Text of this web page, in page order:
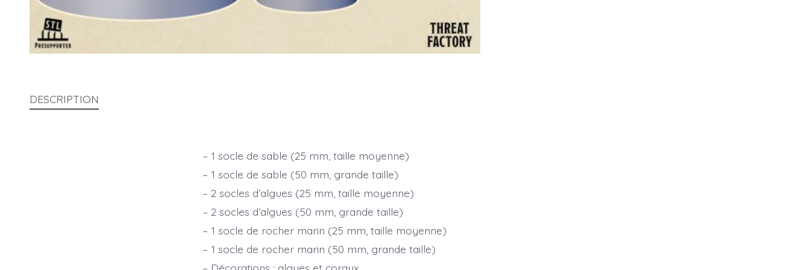
DESCRIPTION
– 1 socle de sable (25 mm, taille moyenne)
– 1 socle de sable (50 mm, grande taille)
– 2 socles d’algues (25 mm, taille moyenne)
– 2 socles d’algues (50 mm, grande taille)
– 1 socle de rocher marin (25 mm, taille moyenne)
– 1 socle de rocher marin (50 mm, grande taille)